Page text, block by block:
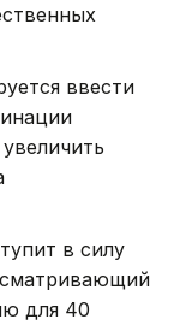
ввести
в силу
для 40